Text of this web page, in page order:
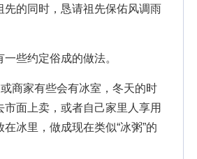
的同时，恳请祖先保佑风调雨
些约定俗成的做法。
商家有些会有冰室，冬天的时
面上卖，或者自己家里人享用
冰里，做成现在类似“冰粥”的